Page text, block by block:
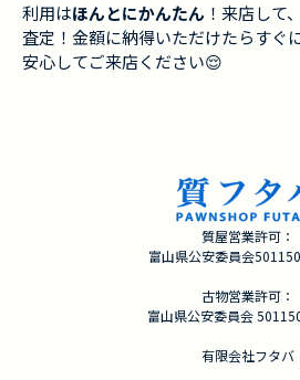
利用はほんとにかんたん ！来店して
査定！金額に納得いただけたらすぐ
安心してご来店ください😌
質屋営業許可：
富山県公安委員会
古物営業許可：
富山県公安委員会
有限会社フタバ